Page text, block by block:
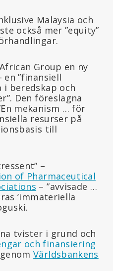
Malaysia och
också mer ”equity”
Group en ny
en ”finansiell
beredskap och
Den föreslagna
mekanism … för
resurser på
till
–
of Pharmaceutical
– ”avvisade …
’immateriella
tvister i grund och
och finansiering
Världsbankens